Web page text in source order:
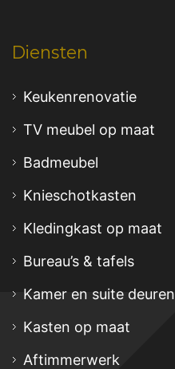
Diensten
Keukenrenovatie
TV meubel op maat
Badmeubel
Knieschotkasten
Kledingkast op maat
Bureau’s & tafels
Kamer en suite deuren
Kasten op maat
Aftimmerwerk